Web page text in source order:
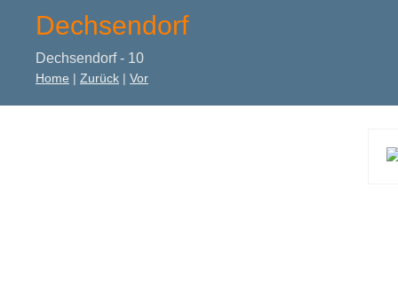
Dechsendorf
Dechsendorf - 10
Home Zurück Vor